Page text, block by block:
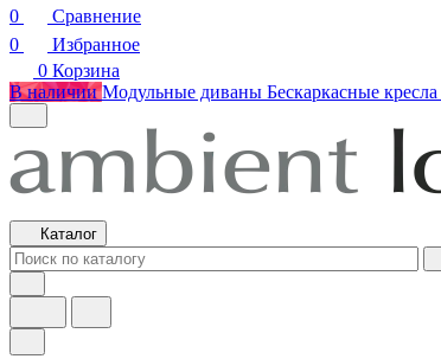
0
Сравнение
0
Избранное
0 Корзина
В наличии Модульные диваны Бескаркасные кресла
Каталог